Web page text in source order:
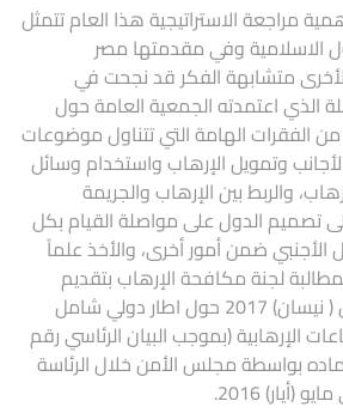
مراجعة الاستراتيجية هذا العام تتمثل
الاسلامية وفي مقدمتها مصر
متشابهة الفكر قد نجحت في
الذي اعتمدته الجمعية العامة حول
الفقرات الهامة التي تتناول موضوعات
الأجانب وتمويل الإرهاب واستخدام وسائل
والربط بين الإرهاب والجريمة
تصميم الدول على مواصلة القيام بكل
الأجنبي ضمن أمور أخرى، والأخذ علماً
لجنة مكافحة الإرهاب بتقديم
اقتراح بحلول 30 أبريل ( نيسان) 2017 حول اطار دولي شامل
الإرهابية (بموجب البيان الرئاسي رقم
اعتماده بواسطة مجلس الأمن خلال الرئاسة
2016.